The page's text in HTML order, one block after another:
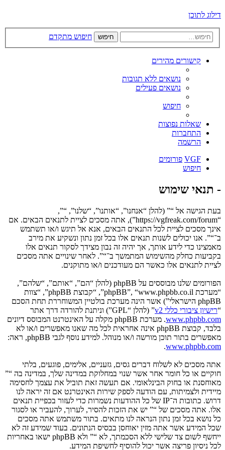
דילוג לתוכן
חיפוש חיפוש מתקדם
קישורים מהירים
נושאים ללא תגובות
נושאים פעילים
חיפוש
שאלות נפוצות
התחברות
הרשמה
VGF פורומים
חיפוש
- תנאי שימוש
בעת הגישה אל “” (להלן “אנחנו”, “אותנו”, “שלנו”, “”,
“https://vgfreak.com/forum”), אתה מסכים לציית לתנאים הבאים. אם
אינך מסכים לציית לכל התנאים הבאים, אנא אל תיגש ו/או תשתמש
ב־“”. אנו יכולים לשנות תנאים אלו בכל זמן נתון ונשקיע את מירב
מאמצינו כדי לידע אותך, אך יהיה זה נבון מצידך לסקור תנאים אלו
בקביעות כחלק מהשימוש המתמשך ב־“”. לאחר שינויים אתה מסכים
לציית לתנאים אלו כאשר הם מעודכנים ו/או מתוקנים.
הפורומים שלנו מבוססים על phpBB (להלן “הם”, “אותם”, “שלהם”,
“מערכת phpBB”, “www.phpbb.co.il”, “קבוצת phpBB”, “צוות
phpBB הישראלי”) אשר הינה מערכת בולטיין המשוחררת תחת הסכם
“רישיון ציבורי כללי v2
” (להלן “GPL”) וניתנת להורדה דרך אתר
www.phpbb.com
. מערכת phpBB מקלה על האינטרנט המבוסס דיונים
בלבד, קבוצת phpBB אינה אחראית לכל מה שאנו מאפשרים ו/או לא
מאפשרים בתור תוכן מורשה ו/או מנוהל. למידע נוסף לגבי phpBB, ראה:
www.phpbb.com
.
אתה מסכים לא לשלוח דברים גסים, גזעניים, אלימים, פוגעים, בלתי
חוקיים או כל חומר אחר אשר שנוי במחלוקת במדינה שלך, במדינה בה “”
מאוחסנת או בחוק הבינלאומי. אם תעשה זאת תוביל את עצמך לחסימה
מיידית ולצמיתות, עם הודעה לספק שירות האינטרנט אם זה יראה לנו
דרוש. כתובות ה־IP של כל ההודעות נשמרות כדי לעזור בכפיית תנאים
אלו. אתה מסכים של “” יש את הזכות להסיר, לערוך, להעביר או לסגור
כל נושא בכל זמן נתון הנראה לנו מתאים. בתור משתמש אתה מסכים
שכל המידע אשר אתה מזין יאוחסן בבסיס הנתונים. בעוד שמידע זה לא
ייחשף לשום צד שלישי ללא הסכמתך, לא “” ולא phpBB ישאו באחריות
לכל ניסיון פריצה אשר יכול להוסיף לחשיפת המידע.